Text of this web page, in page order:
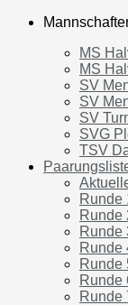
MS
MS
SV
SV
SV
SVG
TSV
Runde
Runde
Runde
Runde
Runde
Runde
Runde